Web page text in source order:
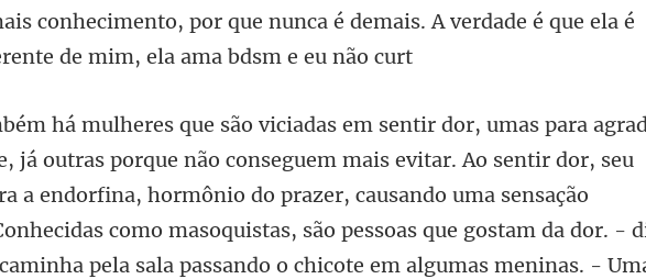
a endorfina, hormônio do prazer, causando uma sensação
como masoquistas, são pessoas que gostam da dor. -